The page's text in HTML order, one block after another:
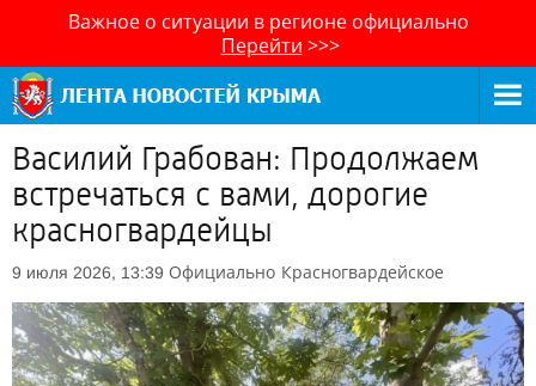
Важное о ситуации в регионе официально
Перейти >>>
Василий Грабован: Продолжаем
встречаться с вами, дорогие
красногвардейцы
9 июля 2026, 13:39 Официально Красногвардейское